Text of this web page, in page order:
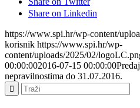
Share on Linkedin
https://www.spi.hr/wp-content/
korisnik https://www.spi.hr/wp-
content/uploads/2025/02/
00:00:002016-07-15 00:00:00
nepravilnostima do 31.07.2016.